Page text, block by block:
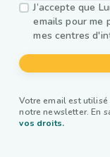
J’accepte que
emails pour me
mes centres
Votre email est
notre newsletter. En
vos droits.